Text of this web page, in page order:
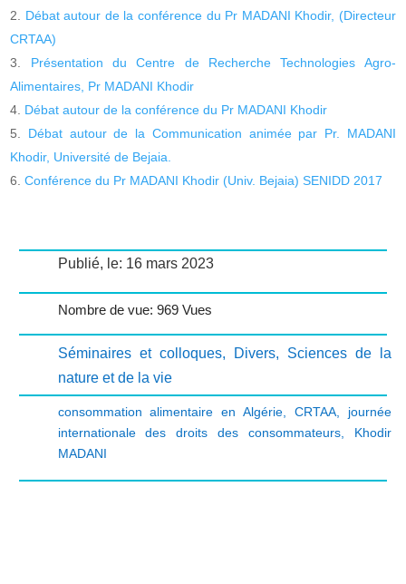
Débat autour de la conférence du Pr MADANI Khodir, (Directeur
CRTAA)
Présentation du Centre de Recherche Technologies Agro-
Alimentaires, Pr MADANI Khodir
Débat autour de la conférence du Pr MADANI Khodir
Débat autour de la Communication animée par Pr. MADANI
Khodir, Université de Bejaia.
Conférence du Pr MADANI Khodir (Univ. Bejaia) SENIDD 2017
Publié, le: 16 mars 2023
Nombre de vue: 969 Vues
Séminaires et colloques, Divers, Sciences de la
nature et de la vie
consommation alimentaire en Algérie, CRTAA, journée
internationale des droits des consommateurs, Khodir
MADANI